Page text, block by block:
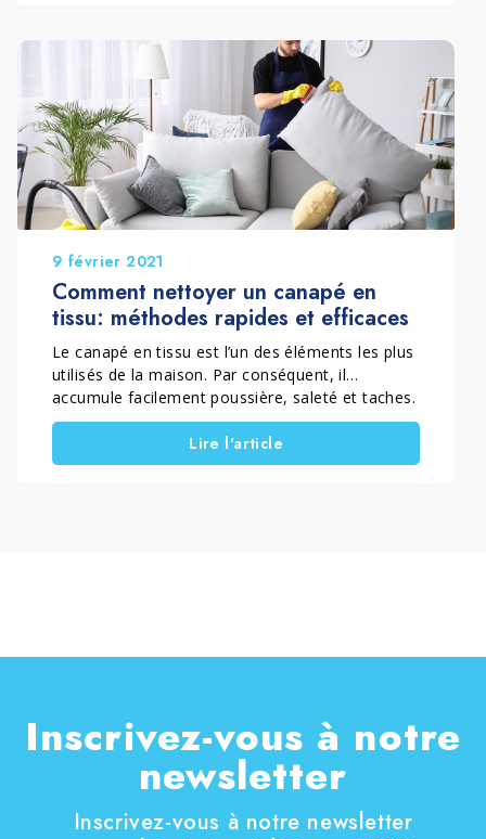
9 février 2021
Comment nettoyer un canapé en
tissu: méthodes rapides et efficaces
Le canapé en tissu est l’un des éléments les plus
utilisés de la maison. Par conséquent, il
accumule facilement poussière, saleté et taches.
Savoir comment nettoyer un canapé en tissu
correctement permet de le garder hygiénique, de
préserver les fibres et d’améliorer le confort au
Lire l'article
Inscrivez-vous à notre
newsletter
Inscrivez-vous à notre newsletter